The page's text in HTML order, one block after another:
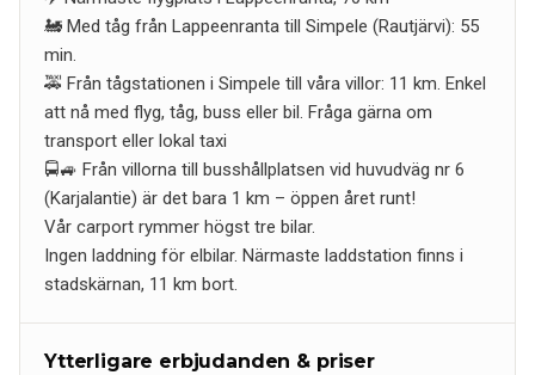
🚂 Med tåg från Lappeenranta till Simpele (Rautjärvi): 55
min.
🚕 Från tågstationen i Simpele till våra villor: 11 km. Enkel
att nå med flyg, tåg, buss eller bil. Fråga gärna om
transport eller lokal taxi
🚍🚙 Från villorna till busshållplatsen vid huvudväg nr 6
(Karjalantie) är det bara 1 km – öppen året runt!
Vår carport rymmer högst tre bilar.
Ingen laddning för elbilar. Närmaste laddstation finns i
stadskärnan, 11 km bort.
Ytterligare erbjudanden & priser